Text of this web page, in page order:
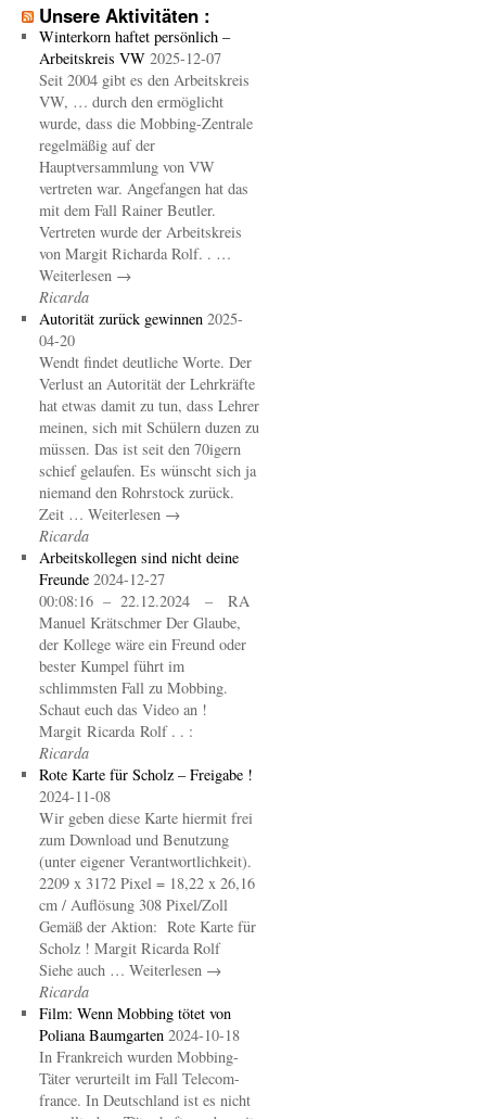
Unsere Aktivitäten :
Winterkorn haftet persönlich –
Arbeitskreis VW 2025-12-07
Seit 2004 gibt es den Arbeitskreis
VW, … durch den ermöglicht
wurde, dass die Mobbing-Zentrale
regelmäßig auf der
Hauptversammlung von VW
vertreten war. Angefangen hat das
mit dem Fall Rainer Beutler.
Vertreten wurde der Arbeitskreis
von Margit Richarda Rolf. . …
Weiterlesen →
Ricarda
Autorität zurück gewinnen 2025-
04-20
Wendt findet deutliche Worte. Der
Verlust an Autorität der Lehrkräfte
hat etwas damit zu tun, dass Lehrer
meinen, sich mit Schülern duzen zu
müssen. Das ist seit den 70igern
schief gelaufen. Es wünscht sich ja
niemand den Rohrstock zurück.
Zeit … Weiterlesen →
Ricarda
Arbeitskollegen sind nicht deine
Freunde 2024-12-27
00:08:16 – 22.12.2024 – RA
Manuel Krätschmer Der Glaube,
der Kollege wäre ein Freund oder
bester Kumpel führt im
schlimmsten Fall zu Mobbing.
Schaut euch das Video an !
Margit Ricarda Rolf . . :
Ricarda
Rote Karte für Scholz – Freigabe !
2024-11-08
Wir geben diese Karte hiermit frei
zum Download und Benutzung
(unter eigener Verantwortlichkeit).
2209 x 3172 Pixel = 18,22 x 26,16
cm / Auflösung 308 Pixel/Zoll
Gemäß der Aktion: Rote Karte für
Scholz ! Margit Ricarda Rolf
Siehe auch … Weiterlesen →
Ricarda
Film: Wenn Mobbing tötet von
Poliana Baumgarten 2024-10-18
In Frankreich wurden Mobbing-
Täter verurteilt im Fall Telecom-
france. In Deutschland ist es nicht